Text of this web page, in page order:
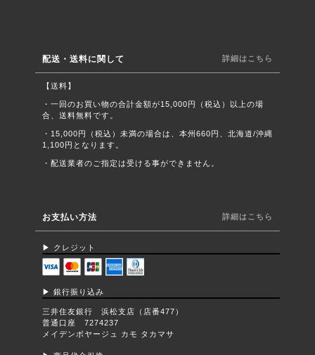
配送・送料に関して 詳細はこちら
【送料】
・一回のお買い物の合計金額が15,000円（税込）以上の場
合、送料無料です。
・15,000円（税込）未満の場合は、本州660円、北海道/沖縄
1,100円となります。
・配送業者のご指定は受ける事ができません。
お支払い方法 詳細はこちら
▶︎ クレジット
▶︎ 銀行振り込み
三井住友銀行 浜松支店（店番477）
普通口座 7274237
メイデンボヤージュ カモ タカマサ